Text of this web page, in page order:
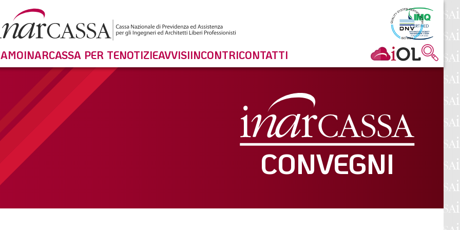
INARCASSA PER TENOTIZIEAVVISIINCONTRICONTATTI
CONVEGNI